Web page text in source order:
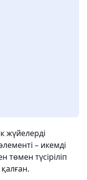
жүйелерді
– икемді
төмен түсіріліп